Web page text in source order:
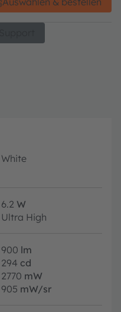
White
6.2 W
Ultra High
900 lm
294 cd
2770 mW
905 mW/sr